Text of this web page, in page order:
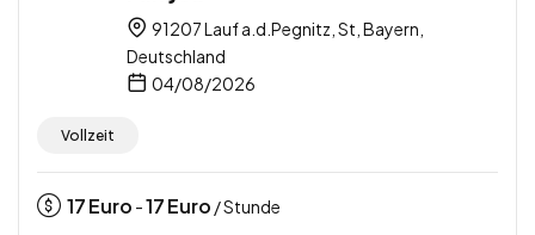
91207 Lauf a.d.Pegnitz, St, Bayern,
Deutschland
04/08/2026
Vollzeit
17Euro -17Euro / Stunde